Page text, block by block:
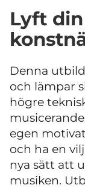
Lyft
Denna
och lämpar
högre
egen
och ha en
nya sätt att
musiken.